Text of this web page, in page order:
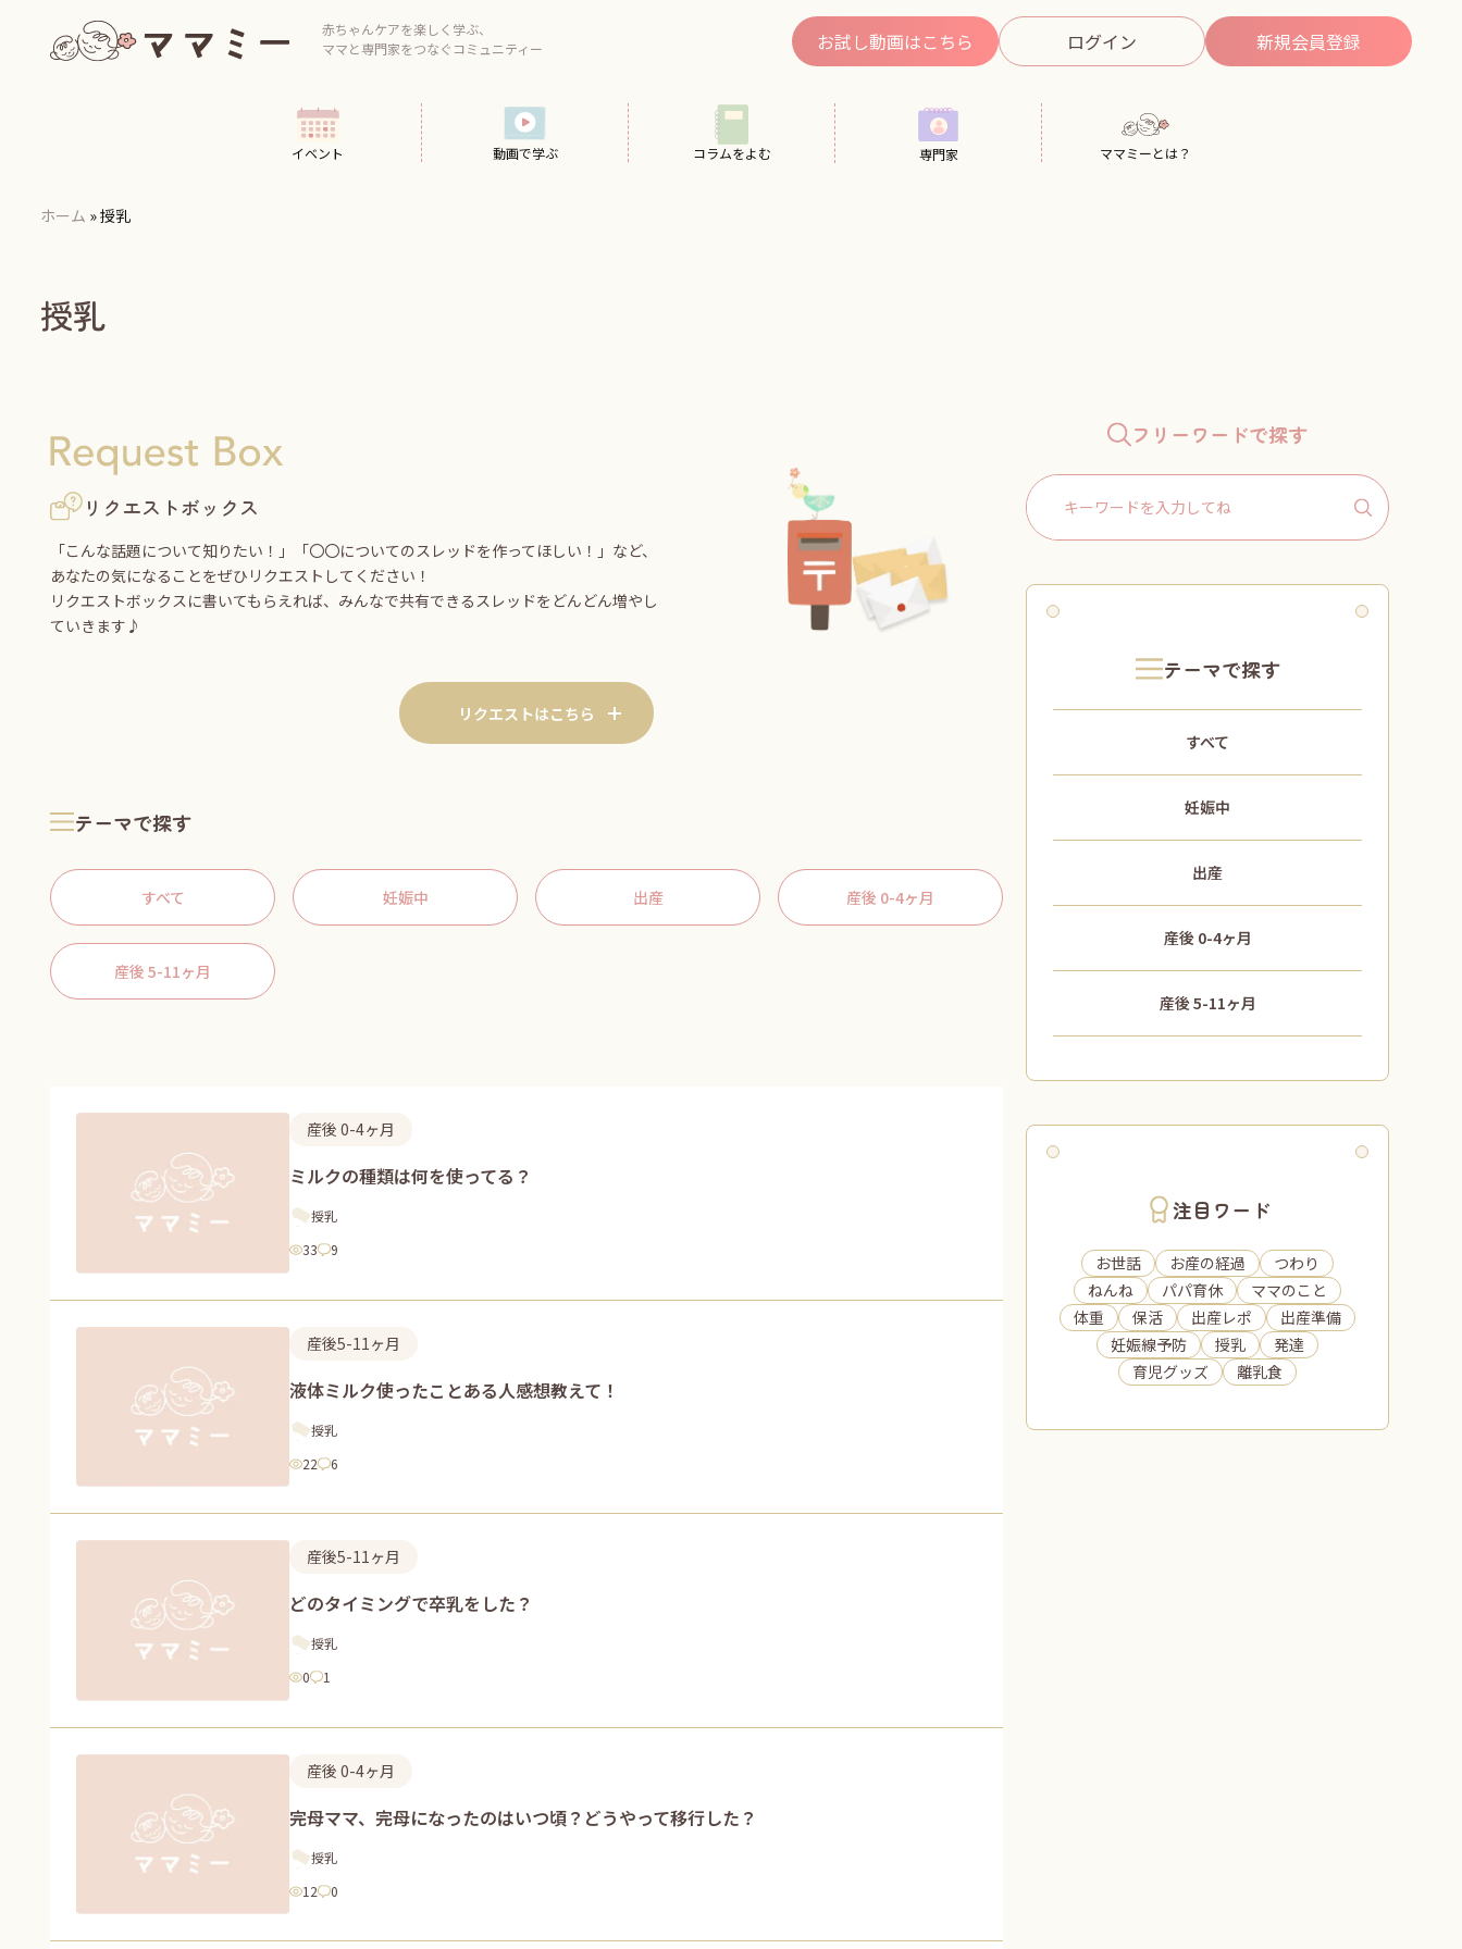
content
赤ちゃんケアを楽しく学ぶ、
ママと専門家をつなぐコミュニティー
お試し動画はこちら ログイン 新規会員登録
イベント 動画で学ぶ コラムをよむ 専門家 ママミーとは？
ホーム »授乳
授乳
リクエストボックス
「こんな話題について知りたい！」「〇〇についてのスレッドを作ってほしい！」など、
あなたの気になることをぜひリクエストしてください！
リクエストボックスに書いてもらえれば、みんなで共有できるスレッドをどんどん増やし
ていきます♪
リクエストはこちら
テーマで探す
すべて 妊娠中 出産 産後 0-4ヶ月
産後 5-11ヶ月
産後 0-4ヶ月
ミルクの種類は何を使ってる？
授乳
33
9
産後5-11ヶ月
液体ミルク使ったことある人感想教えて！
授乳
22
6
産後5-11ヶ月
どのタイミングで卒乳をした？
授乳
0
1
産後 0-4ヶ月
完母ママ、完母になったのはいつ頃？どうやって移行した？
授乳
12
0
フリーワードで探す
Search
for:
テーマで探す
すべて
妊娠中
出産
産後 0-4ヶ月
産後 5-11ヶ月
注目ワード
お世話 お産の経過
つわり
ねんね
パパ育休
ママのこと
体重
保活 出産レポ
出産準備
妊娠線予防
授乳
発達
育児グッズ
離乳食